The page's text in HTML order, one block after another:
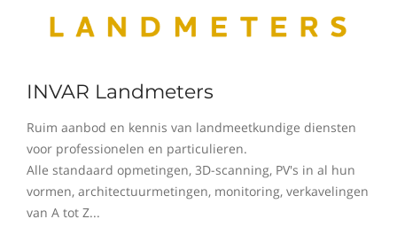
INVAR Landmeters
Ruim aanbod en kennis van landmeetkundige diensten
voor professionelen en particulieren.
Alle standaard opmetingen, 3D-scanning, PV's in al hun
vormen, architectuurmetingen, monitoring, verkavelingen
van A tot Z...